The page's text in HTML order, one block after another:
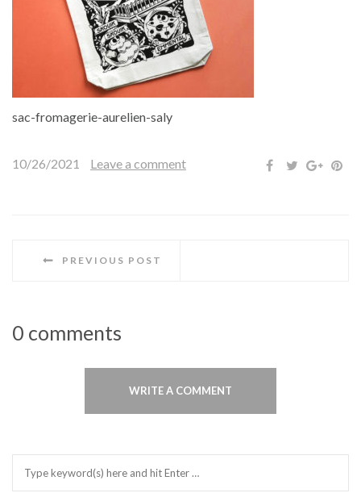
sac-fromagerie-aurelien-saly
10/26/2021 Leave a comment
PREVIOUS POST
0 comments
WRITE A COMMENT